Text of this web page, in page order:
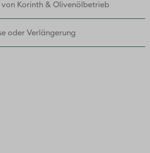
von Korinth & Olivenölbetrieb
oder Verlängerung